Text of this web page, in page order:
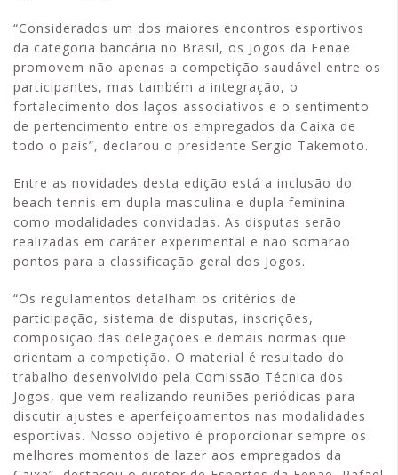
“Considerados um dos maiores encontros esportivos
da categoria bancária no Brasil, os Jogos da Fenae
promovem não apenas a competição saudável entre os
participantes, mas também a integração, o
fortalecimento dos laços associativos e o sentimento
de pertencimento entre os empregados da Caixa de
todo o país”, declarou o presidente Sergio Takemoto.
Entre as novidades desta edição está a inclusão do
beach tennis em dupla masculina e dupla feminina
como modalidades convidadas. As disputas serão
realizadas em caráter experimental e não somarão
pontos para a classificação geral dos Jogos.
“Os regulamentos detalham os critérios de
participação, sistema de disputas, inscrições,
composição das delegações e demais normas que
orientam a competição. O material é resultado do
trabalho desenvolvido pela Comissão Técnica dos
Jogos, que vem realizando reuniões periódicas para
discutir ajustes e aperfeiçoamentos nas modalidades
esportivas. Nosso objetivo é proporcionar sempre os
melhores momentos de lazer aos empregados da